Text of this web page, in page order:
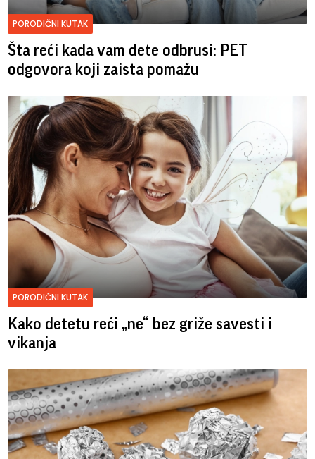
PORODIČNI KUTAK
Šta reći kada vam dete odbrusi: PET
odgovora koji zaista pomažu
PORODIČNI KUTAK
Kako detetu reći „ne“ bez griže savesti i
vikanja